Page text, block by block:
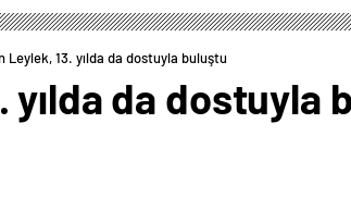
Leylek, 13. yılda da dostuyla buluştu
yılda da dostuyla